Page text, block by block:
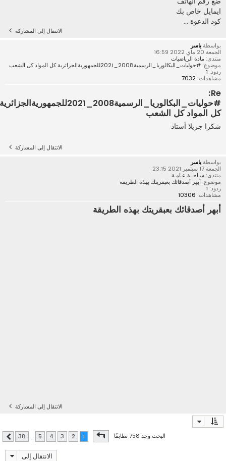
ايمايل خاص بك
كود الدعوة ...
الانتقال إلى المشاركة
بواسطةياسر
الجمعة 20 ماي 2022 16:59
منتدى: مادة الرياضيات
موضوع: #حوليات_البكالوريا_الرسمية2008_2021للجمهوريةالجزائرية كل المواد كل الشعب
ردود:
مشاهدات: 7032
Re:
#حوليات_البكالوريا_الرسمية2008_2021للجمهوريةالجزائرية
كل المواد كل الشعب
شكرا جزيلا أستاذ
الانتقال إلى المشاركة
بواسطةياسر
الجمعة 17 سبتمبر 2021 23:15
منتدى: سـاحــة عـامـة
موضوع: أبهر أصدقائك بعبقريتك بهذه الطريقة
ردود:
مشاهدات: 10306
أبهر أصدقائك بعبقريتك بهذه الطريقة
الانتقال إلى المشاركة
البحث وجد 758 تطابقًا صفحة1 من38
2
3
4
5
…
38 التالي
الانتقال إلى